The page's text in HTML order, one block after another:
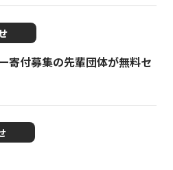
ー寄付募集の先輩団体が無料セ